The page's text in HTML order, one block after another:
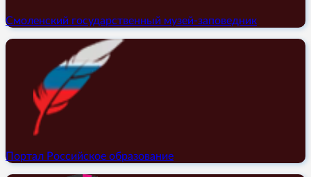
Смоленский государственный музей-заповедник
Портал Российское образование